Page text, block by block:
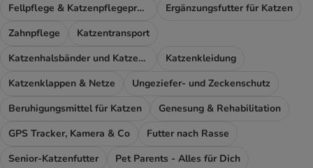
Fellpflege & Katzenpflegeprodukte
Ergänzungsfutter für Katzen
Zahnpflege
Katzentransport
Katzenhalsbänder und Katzengeschirr
Katzenkleidung
Katzenklappen & Netze
Ungeziefer- und Zeckenschutz
Beruhigungsmittel für Katzen
Genesung & Rehabilitation
GPS Tracker, Kamera & Co
Futter nach Rasse
Senior-Katzenfutter
Pet Parents - Alles für Dich